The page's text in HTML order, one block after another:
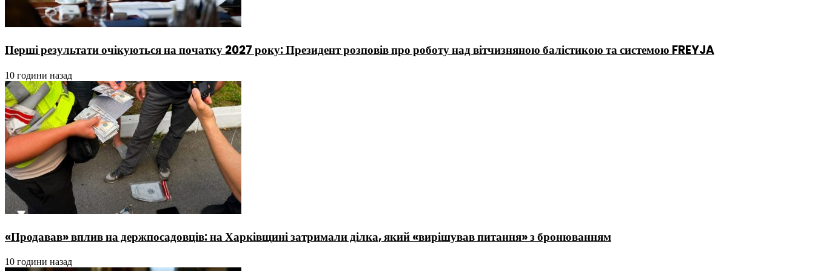
Перші результати очікуються на початку 2027 року: Президент розповів про роботу над вітчизняною балістикою та системою FREYJA
10 години назад
«Продавав» вплив на держпосадовців: на Харківщині затримали ділка, який «вирішував питання» з бронюванням
10 години назад